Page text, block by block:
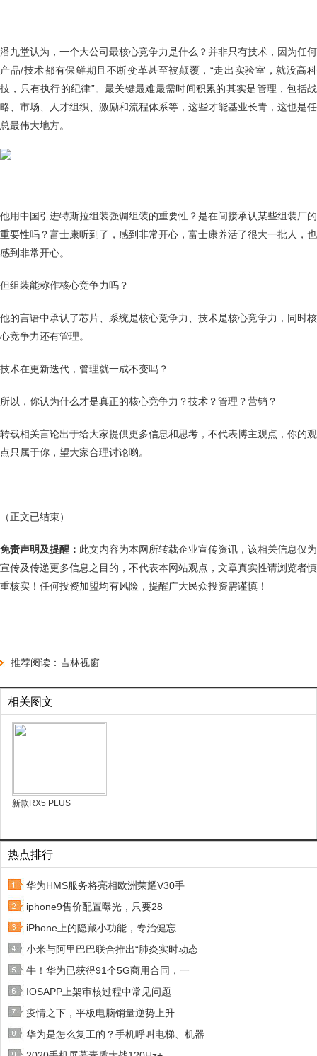
潘九堂认为，一个大公司最核心竞争力是什么？并非只有技术，因为任何
产品/技术都有保鲜期且不断变革甚至被颠覆，“走出实验室，就没高科
技，只有执行的纪律”。最关键最难最需时间积累的其实是管理，包括战
略、市场、人才组织、激励和流程体系等，这些才能基业长青，这也是任
总最伟大地方。
他用中国引进特斯拉组装强调组装的重要性？是在间接承认某些组装厂的
重要性吗？富士康听到了，感到非常开心，富士康养活了很大一批人，也
感到非常开心。
但组装能称作核心竞争力吗？
他的言语中承认了芯片、系统是核心竞争力、技术是核心竞争力，同时核
心竞争力还有管理。
技术在更新迭代，管理就一成不变吗？
所以，你认为什么才是真正的核心竞争力？技术？管理？营销？
转载相关言论出于给大家提供更多信息和思考，不代表博主观点，你的观
点只属于你，望大家合理讨论哟。
（正文已结束）
免责声明及提醒： 此文内容为本网所转载企业宣传资讯，该相关信息仅为
宣传及传递更多信息之目的，不代表本网站观点，文章真实性请浏览者慎
重核实！任何投资加盟均有风险，提醒广大民众投资需谨慎！
推荐阅读： 吉林视窗
相关图文
新款RX5 PLUS
热点排行
华为HMS服务将亮相欧洲荣耀V30手
iphone9售价配置曝光，只要28
iPhone上的隐藏小功能，专治健忘
小米与阿里巴巴联合推出“肺炎实时动态
牛！华为已获得91个5G商用合同，一
IOSAPP上架审核过程中常见问题
疫情之下，平板电脑销量逆势上升
华为是怎么复工的？手机呼叫电梯、机器